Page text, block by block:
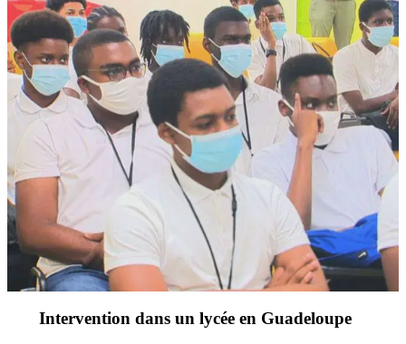
Intervention dans un lycée en Guadeloupe